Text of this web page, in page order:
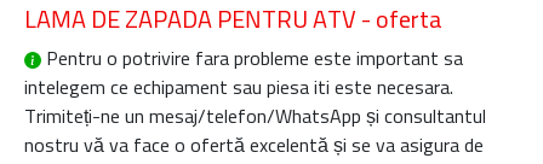
LAMA DE ZAPADA PENTRU ATV - oferta
Pentru o potrivire fara probleme este important sa
intelegem ce echipament sau piesa iti este necesara.
Trimiteți-ne un mesaj/telefon/WhatsApp și consultantul
nostru vă va face o ofertă excelentă și se va asigura de